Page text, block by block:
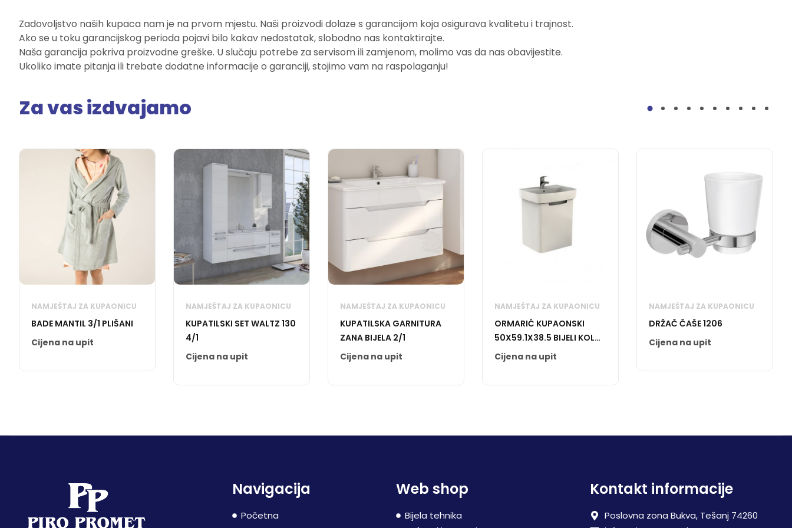
Zadovoljstvo naših kupaca nam je na prvom mjestu. Naši proizvodi dolaze s garancijom koja osigurava kvalitetu i trajnost.
Ako se u toku garancijskog perioda pojavi bilo kakav nedostatak, slobodno nas kontaktirajte.
Naša garancija pokriva proizvodne greške. U slučaju potrebe za servisom ili zamjenom, molimo vas da nas obavijestite.
Ukoliko imate pitanja ili trebate dodatne informacije o garanciji, stojimo vam na raspolaganju!
Za vas izdvajamo
NAMJEŠTAJ ZA KUPAONICU
BADE MANTIL 3/1 PLIŠANI
Cijena na upit
NAMJEŠTAJ ZA KUPAONICU
KUPATILSKI SET WALTZ 130
4/1
Cijena na upit
NAMJEŠTAJ ZA KUPAONICU
KUPATILSKA GARNITURA
ZANA BIJELA 2/1
Cijena na upit
NAMJEŠTAJ ZA KUPAONICU
ORMARIĆ KUPAONSKI
50X59.1X38.5 BIJELI KOLO
REKORD
Cijena na upit
NAMJEŠTAJ ZA KUPAONICU
DRŽAČ ČAŠE 1206
Cijena na upit
Navigacija
Početna
Web shop
Bijela tehnika
Kontakt informacije
Poslovna zona Bukva, Tešanj 74260